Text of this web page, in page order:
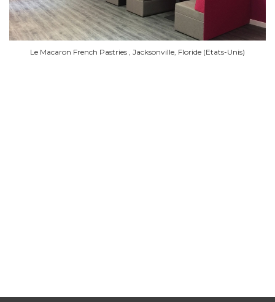
Le Macaron French Pastries , Jacksonville, Floride (Etats-Unis)